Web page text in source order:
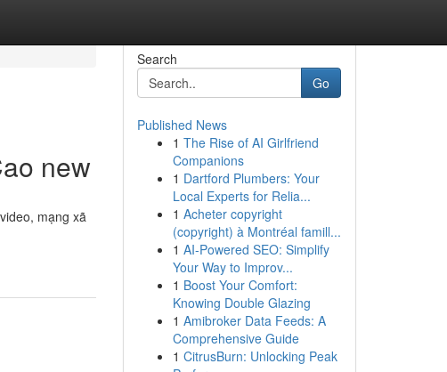
new
mạng xã
Search
Go
Published News
1 The Rise of AI Girlfriend
Companions
1 Dartford Plumbers: Your
Local Experts for Relia...
1 Acheter copyright
(copyright) à Montréal famill...
1 AI-Powered SEO: Simplify
Your Way to Improv...
1 Boost Your Comfort:
Knowing Double Glazing
1 Amibroker Data Feeds: A
Comprehensive Guide
1 CitrusBurn: Unlocking Peak